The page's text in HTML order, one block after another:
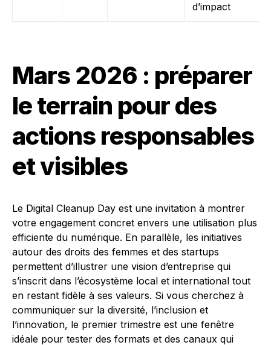
d’impact
Mars 2026 : préparer
le terrain pour des
actions responsables
et visibles
Le Digital Cleanup Day est une invitation à montrer
votre engagement concret envers une utilisation plus
efficiente du numérique. En parallèle, les initiatives
autour des droits des femmes et des startups
permettent d’illustrer une vision d’entreprise qui
s’inscrit dans l’écosystème local et international tout
en restant fidèle à ses valeurs. Si vous cherchez à
communiquer sur la diversité, l’inclusion et
l’innovation, le premier trimestre est une fenêtre
idéale pour tester des formats et des canaux qui